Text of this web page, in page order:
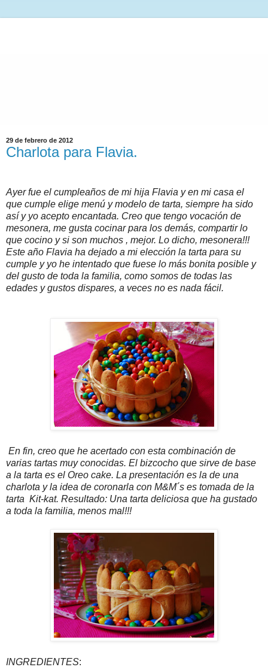
29 de febrero de 2012
Charlota para Flavia.
Ayer fue el cumpleaños de mi hija Flavia y en mi casa el
que cumple elige menú y modelo de tarta, siempre ha sido
así y yo acepto encantada. Creo que tengo vocación de
mesonera, me gusta cocinar para los demás, compartir lo
que cocino y si son muchos , mejor. Lo dicho, mesonera!!!
Este año Flavia ha dejado a mi elección la tarta para su
cumple y yo he intentado que fuese lo más bonita posible y
del gusto de toda la familia, como somos de todas las
edades y gustos dispares, a veces no es nada fácil.
En fin, creo que he acertado con esta combinación de
varias tartas muy conocidas. El bizcocho que sirve de base
a la tarta es el Oreo cake. La presentación es la de una
charlota y la idea de coronarla con M&M´s es tomada de la
tarta Kit-kat. Resultado: Una tarta deliciosa que ha gustado
a toda la familia, menos mal!!!
INGREDIENTES: